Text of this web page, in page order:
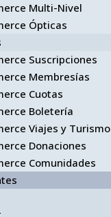
Multi-Nivel
Ópticas
Suscripciones
Membresías
Cuotas
Boletería
Viajes y Turismo
Donaciones
Comunidades